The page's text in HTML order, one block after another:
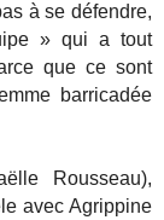
à se défendre,
» qui a tout
que ce sont
barricadée
Rousseau),
avec Agrippine